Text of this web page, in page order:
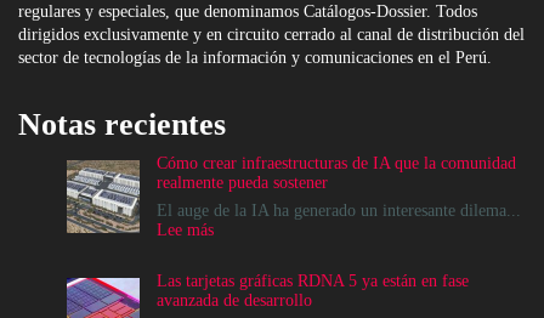
regulares y especiales, que denominamos Catálogos-Dossier. Todos
dirigidos exclusivamente y en circuito cerrado al canal de distribución del
sector de tecnologías de la información y comunicaciones en el Perú.
Notas recientes
Cómo crear infraestructuras de IA que la comunidad
realmente pueda sostener
El auge de la IA ha generado un interesante dilema...
Lee más:
infraestructuras
de
Las tarjetas gráficas RDNA 5 ya están en fase
avanzada de desarrollo